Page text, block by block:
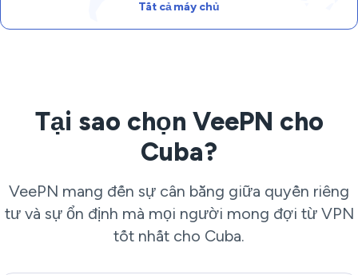
Tất cả máy chủ
Tại sao chọn VeePN cho
Cuba?
VeePN mang đến sự cân bằng giữa quyền riêng
tư và sự ổn định mà mọi người mong đợi từ VPN
tốt nhất cho Cuba.